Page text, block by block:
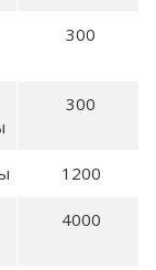
300
300
1200
4000